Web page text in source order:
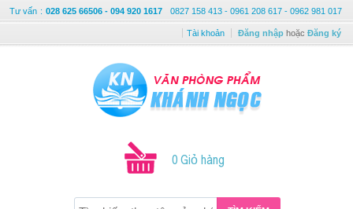
Tư vấn : 028 625 66506 - 094 920 1617 0827 158 413 - 0961 208 617 - 0962 981 017
Tài khoản Đăng nhập hoặc Đăng ký
0 Giỏ hàng